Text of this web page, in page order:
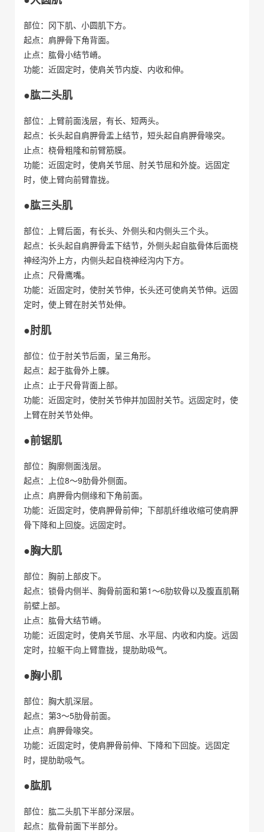
部位：冈下肌、小圆肌下方。
起点：肩胛骨下角背面。
止点：肱骨小结节嵴。
功能：近固定时，使肩关节内旋、内收和伸。
●肱二头肌
部位：上臂前面浅层，有长、短两头。
起点：长头起自肩胛骨盂上结节，短头起自肩胛骨喙突。
止点：桡骨粗隆和前臂筋膜。
功能：近固定时，使肩关节屈、肘关节屈和外旋。远固定
时，使上臂向前臂靠拢。
●肱三头肌
部位：上臂后面，有长头、外侧头和内侧头三个头。
起点：长头起自肩胛骨盂下结节，外侧头起自肱骨体后面桡
神经沟外上方，内侧头起自桡神经沟内下方。
止点：尺骨鹰嘴。
功能：近固定时，使肘关节伸，长头还可使肩关节伸。远固
定时，使上臂在肘关节处伸。
●肘肌
部位：位于肘关节后面，呈三角形。
起点：起于肱骨外上髁。
止点：止于尺骨背面上部。
功能：近固定时，使肘关节伸并加固肘关节。远固定时，使
上臂在肘关节处伸。
●前锯肌
部位：胸廓侧面浅层。
起点：上位8～9肋骨外侧面。
止点：肩胛骨内侧缘和下角前面。
功能：近固定时，使肩胛骨前伸；下部肌纤维收缩可使肩胛
骨下降和上回旋。远固定时。
●胸大肌
部位：胸前上部皮下。
起点：锁骨内侧半、胸骨前面和第1～6肋软骨以及腹直肌鞘
前壁上部。
止点：肱骨大结节嵴。
功能：近固定时，使肩关节屈、水平屈、内收和内旋。远固
定时，拉躯干向上臂靠拢，提肋助吸气。
●胸小肌
部位：胸大肌深层。
起点：第3～5肋骨前面。
止点：肩胛骨喙突。
功能：近固定时，使肩胛骨前伸、下降和下回旋。远固定
时，提肋助吸气。
●肱肌
部位：肱二头肌下半部分深层。
起点：肱骨前面下半部分。